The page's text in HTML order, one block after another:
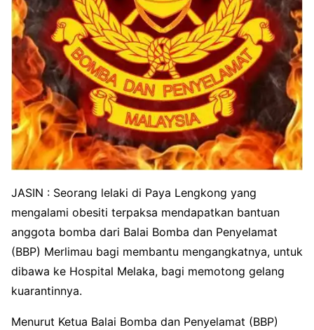
JASIN : Seorang lelaki di Paya Lengkong yang
mengalami obesiti terpaksa mendapatkan bantuan
anggota bomba dari Balai Bomba dan Penyelamat
(BBP) Merlimau bagi membantu mengangkatnya, untuk
dibawa ke Hospital Melaka, bagi memotong gelang
kuarantinnya.
Menurut Ketua Balai Bomba dan Penyelamat (BBP)